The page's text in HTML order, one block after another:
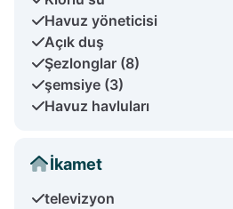
Havuz yöneticisi
Açık duş
Şezlonglar (8)
şemsiye (3)
Havuz havluları
İkamet
televizyon